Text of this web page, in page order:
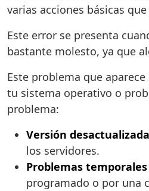
varias acciones básicas
Este error se presenta
bastante molesto, ya que
Este problema que
tu sistema operativo o
problema:
Versión
los servidores.
Problemas
programado o por una